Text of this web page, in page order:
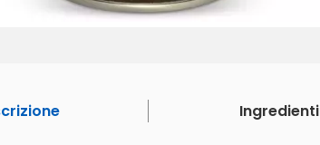
Ingredienti